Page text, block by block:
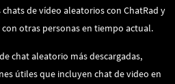
de vídeo aleatorios con ChatRad y
otras personas en tiempo actual.
chat aleatorio más descargadas,
útiles que incluyen chat de video en